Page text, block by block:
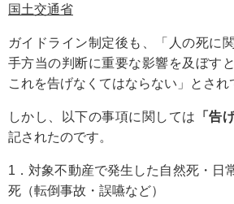
国土交通省
ガイドライン制定後も、「人の死に
手方当の判断に重要な影響を及ぼす
これを告げなくてはならない」とされ
しかし、以下の事項に関しては 「告
記されたのです。
1．対象不動産で発生した自然死・日
死（転倒事故・誤嚥など）